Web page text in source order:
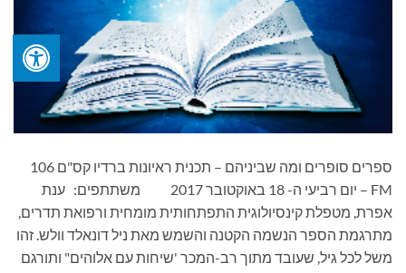
ספרים סופרים ומה שביניהם – תכנית ראיונות ברדיו קס"ם 106
FM – יום רביעי ה- 18 באוקטובר 2017 משתתפים: ענת
אפרת, מטפלת קינסיולוגית התפתחותית מומחית ורפואת תדרים,
מתרגמת הספר הנשמה הקטנה והשמש מאת ניל דונאלד וולש. זהו
משל לכל גיל, שעובד מתוך רב-המכר 'שיחות עם אלוהים" ותורגם